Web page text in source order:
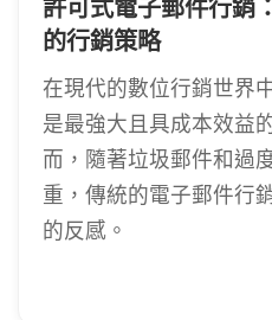
的行銷策略
在現代的數位行銷世界
是最強大且具成本效益
而，隨著垃圾郵件和過
重，傳統的電子郵件行
的反感。